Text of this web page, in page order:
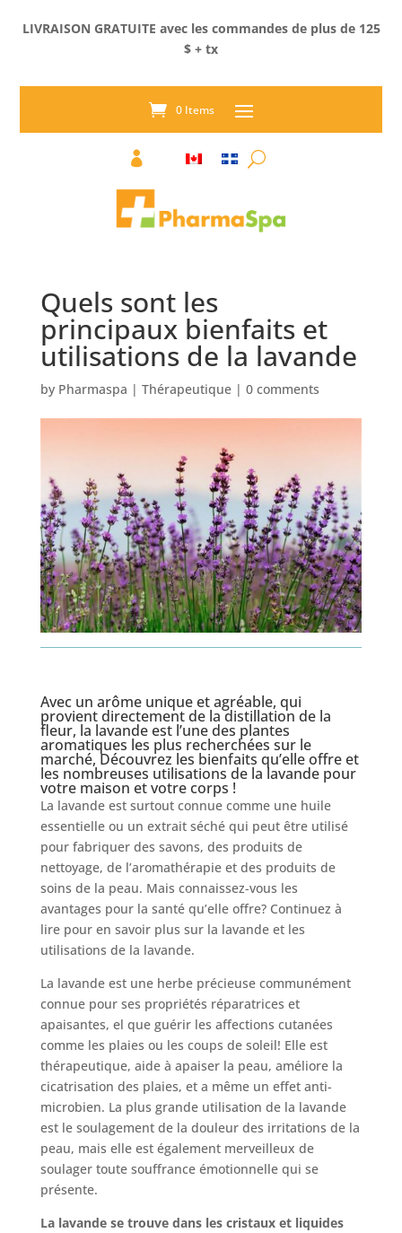
LIVRAISON GRATUITE avec les commandes de plus de 125
$ + tx
0 Items

Quels sont les
principaux bienfaits et
utilisations de la lavande
by Pharmaspa | Thérapeutique| 0 comments
Avec un arôme unique et agréable, qui
provient directement de la distillation de la
fleur, la lavande est l’une des plantes
aromatiques les plus recherchées sur le
marché, Découvrez les bienfaits qu’elle offre et
les nombreuses utilisations de la lavande pour
votre maison et votre corps !
La lavande est surtout connue comme une huile
essentielle ou un extrait séché qui peut être utilisé
pour fabriquer des savons, des produits de
nettoyage, de l’aromathérapie et des produits de
soins de la peau. Mais connaissez-vous les
avantages pour la santé qu’elle offre? Continuez à
lire pour en savoir plus sur la lavande et les
utilisations de la lavande.
La lavande est une herbe précieuse communément
connue pour ses propriétés réparatrices et
apaisantes, el que guérir les affections cutanées
comme les plaies ou les coups de soleil! Elle est
thérapeutique, aide à apaiser la peau, améliore la
cicatrisation des plaies, et a même un effet anti-
microbien. La plus grande utilisation de la lavande
est le soulagement de la douleur des irritations de la
peau, mais elle est également merveilleux de
soulager toute souffrance émotionnelle qui se
présente.
La lavande se trouve dans les cristaux et liquides